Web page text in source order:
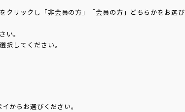
クリックし「非会員の方」「会員の方」どちらかをお選び
い。
択してください。
からお選びください。